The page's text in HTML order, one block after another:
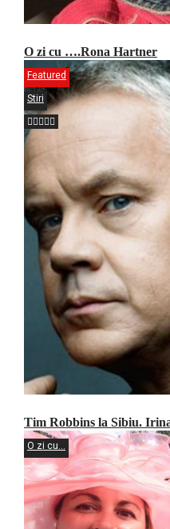
O zi cu ….Rona Hartner
Featured
Stiri
Tim Robbins la Sibiu.
O zi cu...